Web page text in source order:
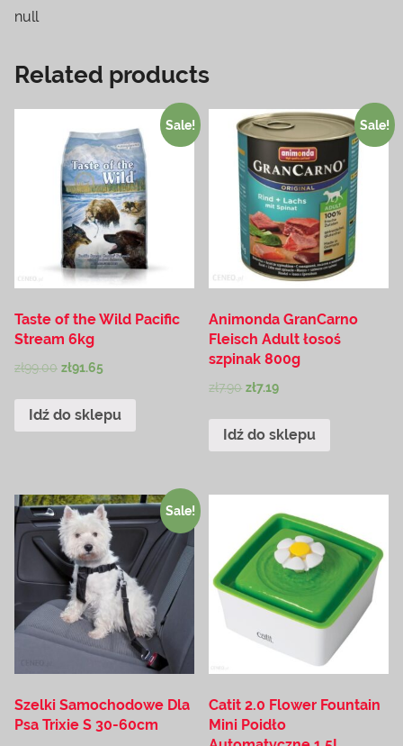
null
Related products
Sale!
Taste of the Wild Pacific
Stream 6kg
zł99.00 zł91.65
Idź do sklepu
Sale!
Animonda GranCarno
Fleisch Adult łosoś
szpinak 800g
zł7.90 zł7.19
Idź do sklepu
Sale!
Szelki Samochodowe Dla
Psa Trixie S 30-60cm
Catit 2.0 Flower Fountain
Mini Poidło